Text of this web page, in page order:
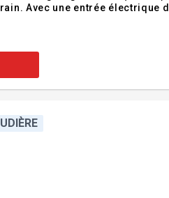
Avec une entrée électrique